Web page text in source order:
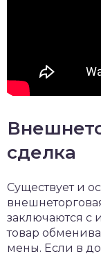
сделка
Существует и
заключаются с
товар
мены. Если в